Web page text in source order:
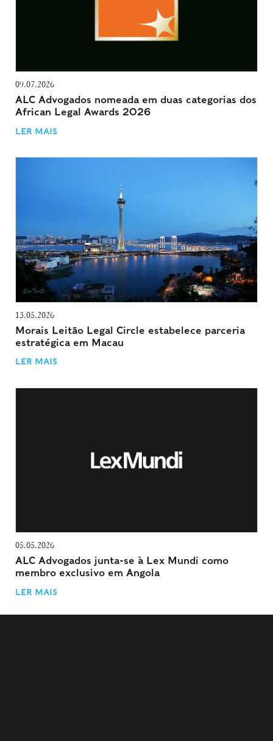
09.07.2026
ALC Advogados nomeada em duas categorias dos
African Legal Awards 2026
LER MAIS
13.05.2026
Morais Leitão Legal Circle estabelece parceria
estratégica em Macau
LER MAIS
05.05.2026
ALC Advogados junta-se à Lex Mundi como
membro exclusivo em Angola
LER MAIS